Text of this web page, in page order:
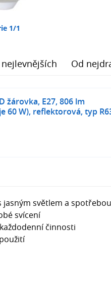
1/1
Od
žárovka, E27, 806 lm
60 W), reflektorová, typ
světlem a
svícení
činnosti